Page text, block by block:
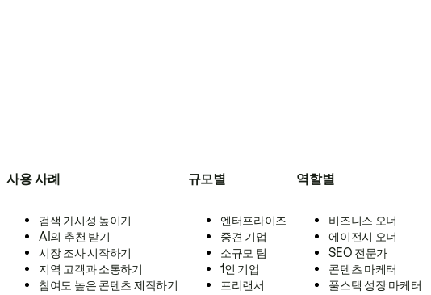
사용 사례
검색 가시성 높이기
AI의 추천 받기
시장 조사 시작하기
지역 고객과 소통하기
참여도 높은 콘텐츠 제작하기
규모별
엔터프라이즈
중견 기업
소규모 팀
1인 기업
프리랜서
역할별
비즈니스 오너
에이전시 오너
SEO 전문가
콘텐츠 마케터
풀스택 성장 마케터